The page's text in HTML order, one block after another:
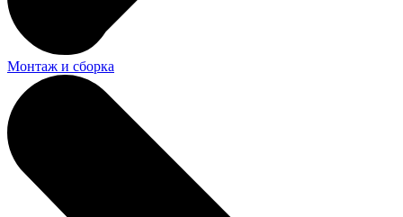
Монтаж и сборка